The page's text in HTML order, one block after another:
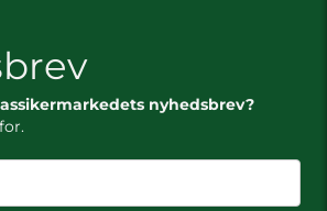
nyhedsbrev?